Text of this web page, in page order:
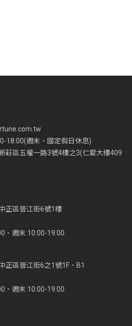
18:00(週末、國定假日休息)
莊區五權一路3號4樓之3(仁愛大樓409
正區晉江街6號1樓
、週末 10:00-19:00
正區晉江街6之1號1F、B1
、週末 10:00-19:00